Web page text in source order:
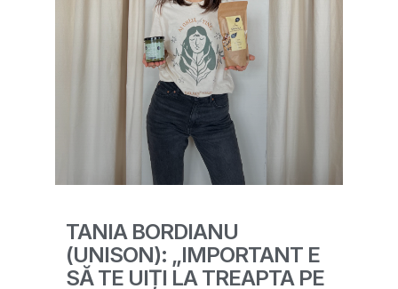
TANIA BORDIANU
(UNISON): „IMPORTANT E
SĂ TE UIȚI LA TREAPTA PE